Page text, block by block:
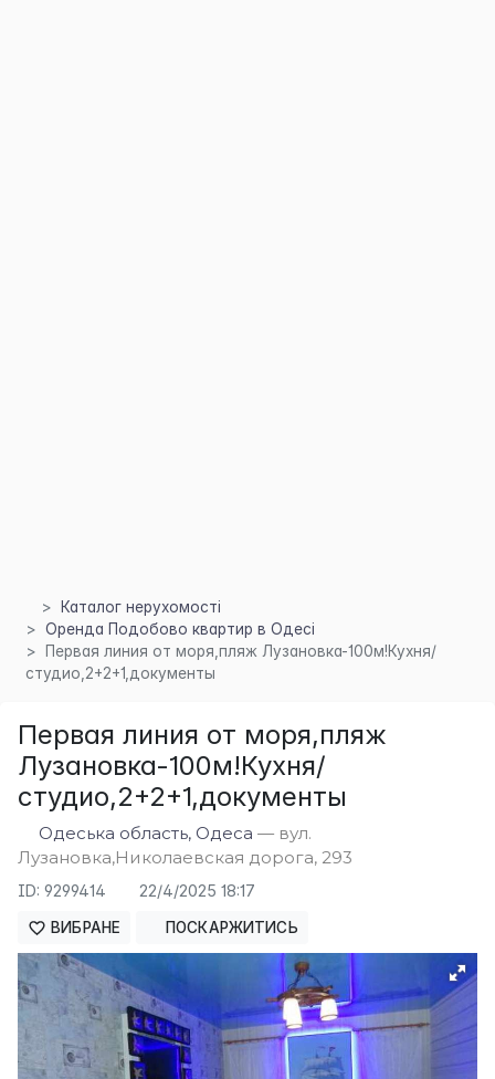
Каталог нерухомості
Оренда Подобово квартир в Одесі
Первая линия от моря,пляж Лузановка-100м!Кухня/
студио,2+2+1,документы
Первая линия от моря,пляж
Лузановка-100м!Кухня/
студио,2+2+1,документы
Одеська область, Одеса — вул.
Лузановка,Николаевская дорога, 293
ID: 9299414 22/4/2025 18:17
ВИБРАНЕ ПОСКАРЖИТИСЬ